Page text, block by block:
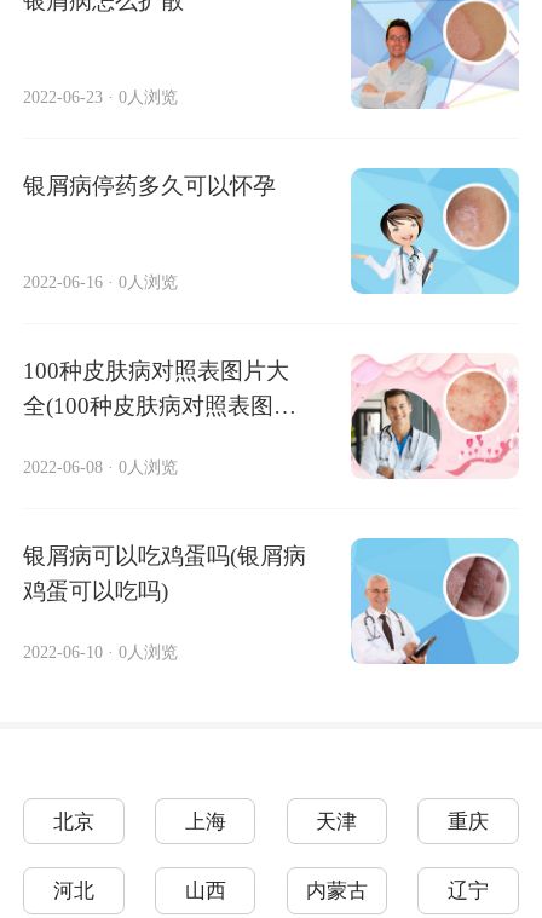
2022-06-23 · 0人浏览
银屑病停药多久可以怀孕
2022-06-16 · 0人浏览
100种皮肤病对照表图片大
全(100种皮肤病对照表图片
2022-06-08 · 0人浏览
银屑病可以吃鸡蛋吗(银屑病
鸡蛋可以吃吗)
2022-06-10 · 0人浏览
北京 上海 天津 重庆
河北 山西 内蒙古 辽宁